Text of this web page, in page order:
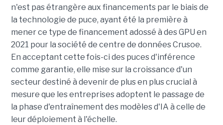
n'est pas étrangère aux financements par le biais de
la technologie de puce, ayant été la première à
mener ce type de financement adossé à des GPU en
2021 pour la société de centre de données Crusoe.
En acceptant cette fois-ci des puces d'inférence
comme garantie, elle mise sur la croissance d'un
secteur destiné à devenir de plus en plus crucial à
mesure que les entreprises adoptent le passage de
la phase d'entraînement des modèles d'IA à celle de
leur déploiement à l'échelle.